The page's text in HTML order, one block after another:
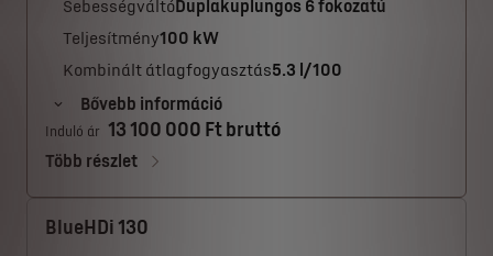
SebességváltóDuplakuplungos 6 fokozatú
Teljesítmény100 kW
Kombinált átlagfogyasztás5.3 l/100
Bővebb információ
Induló ár 13 100 000 Ft bruttó
Több részlet
BlueHDi 130